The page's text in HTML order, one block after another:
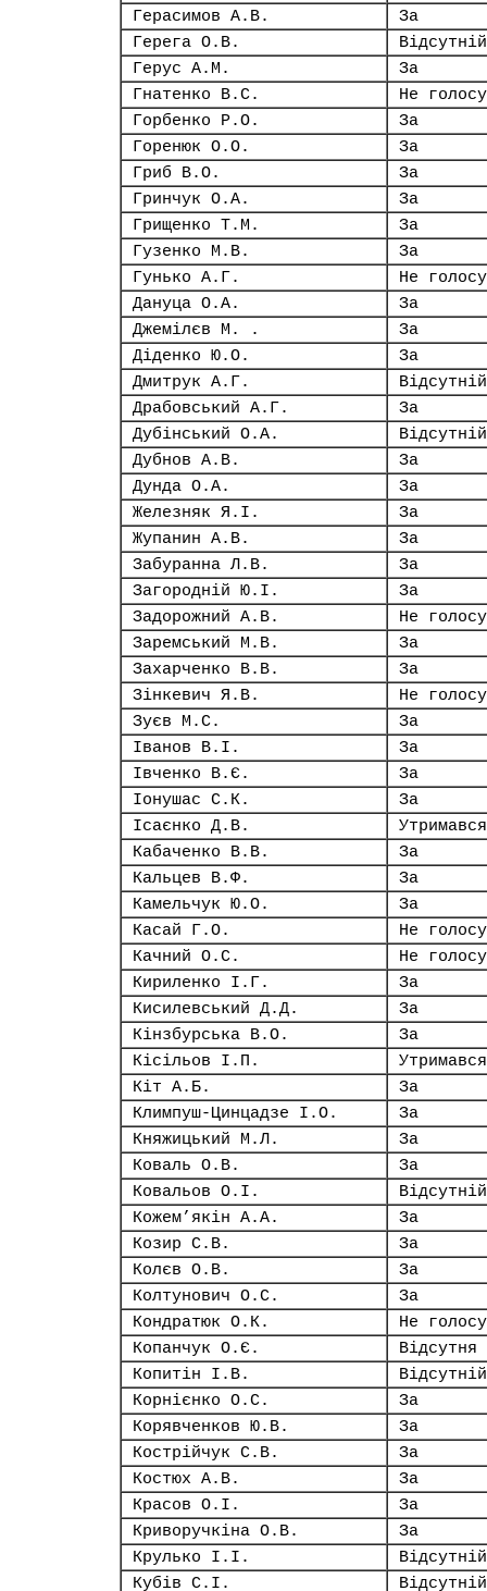
Герасимов А.В.
За
Герега О.В.
Відсутній
Герус А.М.
За
Гнатенко В.С.
Не
Горбенко Р.О.
За
Горенюк О.О.
За
Гриб В.О.
За
Гринчук О.А.
За
Грищенко Т.М.
За
Гузенко М.В.
За
Гунько А.Г.
Не
Дануца О.А.
За
Джемілєв М. .
За
Діденко Ю.О.
За
Дмитрук А.Г.
Відсутній
Драбовський А.Г.
За
Дубінський О.А.
Відсутній
Дубнов А.В.
За
Дунда О.А.
За
Железняк Я.І.
За
Жупанин А.В.
За
Забуранна Л.В.
За
Загородній Ю.І.
За
Задорожний А.В.
Не
Заремський М.В.
За
Захарченко В.В.
За
Зінкевич Я.В.
Не
Зуєв М.С.
За
Іванов В.І.
За
Івченко В.Є.
За
Іонушас С.К.
За
Ісаєнко Д.В.
Утримався
Кабаченко В.В.
За
Кальцев В.Ф.
За
Камельчук Ю.О.
За
Касай Г.О.
Не
Качний О.С.
Не
Кириленко І.Г.
За
Кисилевський Д.Д.
За
Кінзбурська В.О.
За
Кісільов І.П.
Утримався
Кіт А.Б.
За
Климпуш-Цинцадзе І.О.
За
Княжицький М.Л.
За
Коваль О.В.
За
Ковальов О.І.
Відсутній
Кожем’якін А.А.
За
Козир С.В.
За
Колєв О.В.
За
Колтунович О.С.
За
Кондратюк О.К.
Не
Копанчук О.Є.
Відсутня
Копитін І.В.
Відсутній
Корнієнко О.С.
За
Корявченков Ю.В.
За
Кострійчук С.В.
За
Костюх А.В.
За
Красов О.І.
За
Криворучкіна О.В.
За
Крулько І.І.
Відсутній
Кубів С.І.
Відсутній